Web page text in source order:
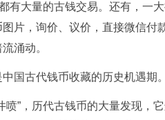
有大量的古钱交易。还有，一
片，询价、议价，直接微信付
涌动。
国古代钱币收藏的历史机遇期。
喷”，历代古钱币的大量发现，